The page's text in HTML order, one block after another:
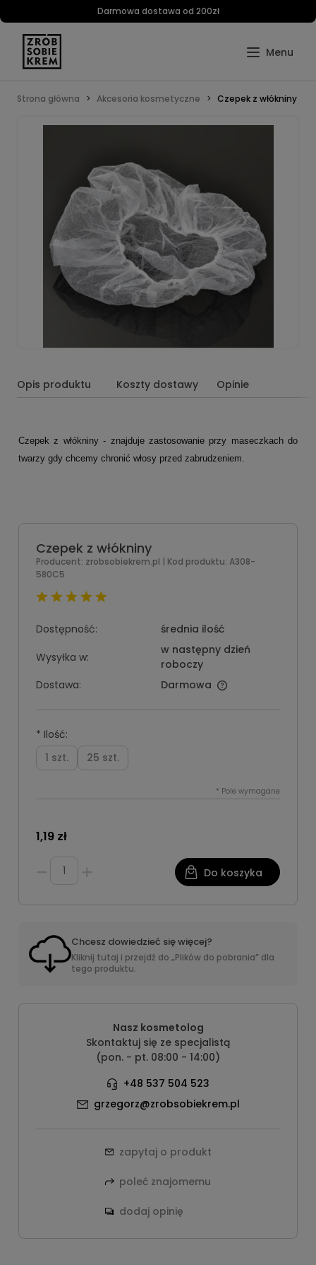
Darmowa dostawa od 200zł
Strona główna Akcesoria kosmetyczne Czepek z włókniny
Opis produktu Koszty dostawy Opinie
Czepek z włókniny - znajduje zastosowanie przy maseczkach do
twarzy gdy chcemy chronić włosy przed zabrudzeniem.
Czepek z włókniny
Producent: zrobsobiekrem.pl | Kod produktu: A308-
580C5
Dostępność:
średnia ilość
Wysyłka w:
w następny dzień
roboczy
Dostawa:
Darmowa
* Ilość:
1 szt.
25 szt.
* Pole wymagane
1,19 zł
Do koszyka
Chcesz dowiedzieć się więcej?
Kliknij tutaj i przejdź do „Plików do pobrania” dla
tego produktu.
Nasz kosmetolog
Skontaktuj się ze specjalistą
(pon. - pt. 08:00 - 14:00)
+48 537 504 523
grzegorz@zrobsobiekrem.pl
zapytaj o produkt
poleć znajomemu
dodaj opinię